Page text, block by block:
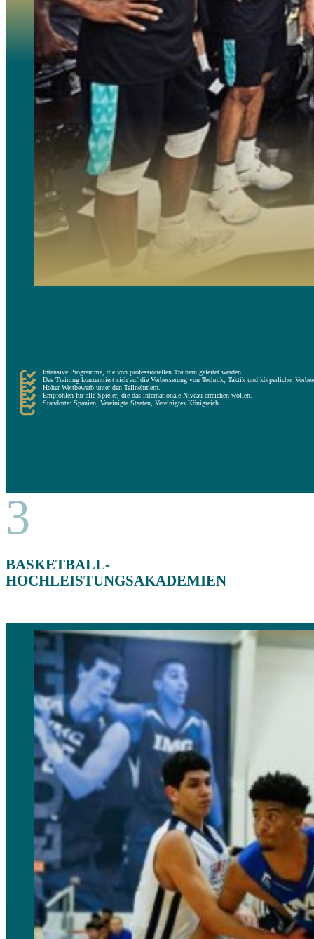
Intensive Programme, die von professionellen Trainern geleitet werden.
Das Training konzentriert sich auf die Verbesserung von Technik, Taktik und körperlicher
Hoher Wettbewerb unter den Teilnehmern.
Empfohlen für alle Spieler, die das internationale Niveau erreichen wollen.
Standorte: Spanien, Vereinigte Staaten, Vereinigtes Königreich.
3
BASKETBALL-
HOCHLEISTUNGSAKADEMIEN